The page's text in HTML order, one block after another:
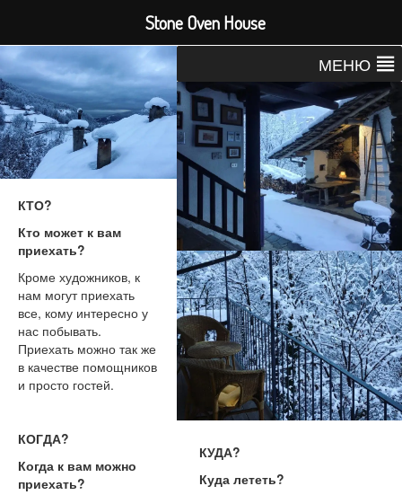
КТО?
Кто может к вам
приехать?
Кроме художников, к
нам могут приехать
все, кому интересно у
нас побывать.
Приехать можно так же
в качестве помощников
и просто гостей.
КОГДА?
Когда к вам можно
приехать?
МЕНЮ
КУДА?
Куда лететь?
Stone Oven House